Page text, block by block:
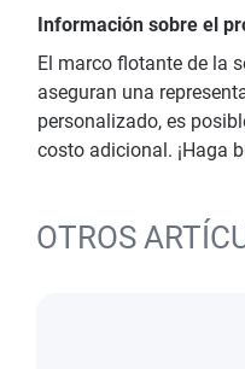
Información sobre el
El marco flotante de la
aseguran una
personalizado, es
costo adicional. ¡Haga
OTROS